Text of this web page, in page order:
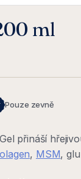
ml
Pouze zevně
přináší
, MSM,